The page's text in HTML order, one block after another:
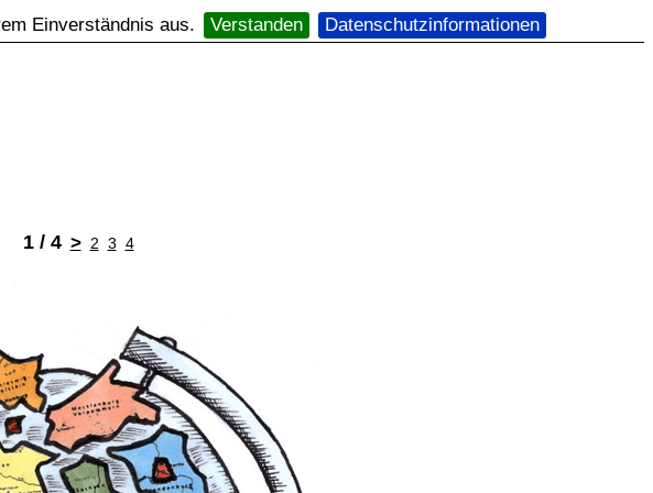
Einverständnis aus. Verstanden Datenschutzinformationen
1 / 4 > 2 3 4